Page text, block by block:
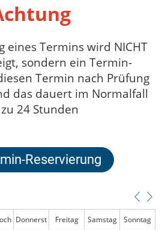
eines Termins wird NICHT
sondern ein Termin-
Termin nach Prüfung
das dauert im Normalfall
24 Stunden
Reservierung
Donnerst
Freitag Samstag
Sonntag